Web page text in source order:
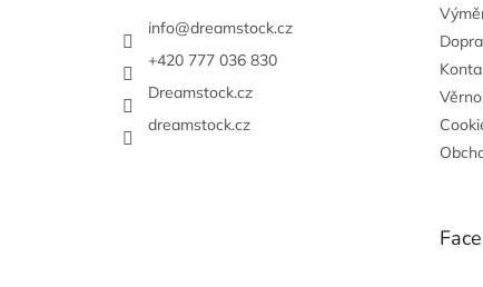
info@dreamstock.cz
+420 777 036 830
Dreamstock.cz
dreamstock.cz